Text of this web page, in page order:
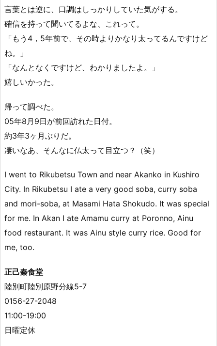
言葉とは逆に、口調はしっかりしていた気がする。
確信を持って聞いてるよな、これって。
「もう4，5年前で、その時よりかなり太ってるんですけど
ね。」
「なんとなくですけど、わかりましたよ。」
嬉しいかった。
帰って調べた。
05年8月9日が前回訪れた日付。
約3年3ヶ月ぶりだ。
凄いなあ、そんなに仏太って目立つ？（笑）
I went to Rikubetsu Town and near Akanko in Kushiro
City. In Rikubetsu I ate a very good soba, curry soba
and mori-soba, at Masami Hata Shokudo. It was special
for me. In Akan I ate Amamu curry at Poronno, Ainu
food restaurant. It was Ainu style curry rice. Good for
me, too.
正己秦食堂
陸別町陸別原野分線5-7
0156-27-2048
11:00-19:00
日曜定休